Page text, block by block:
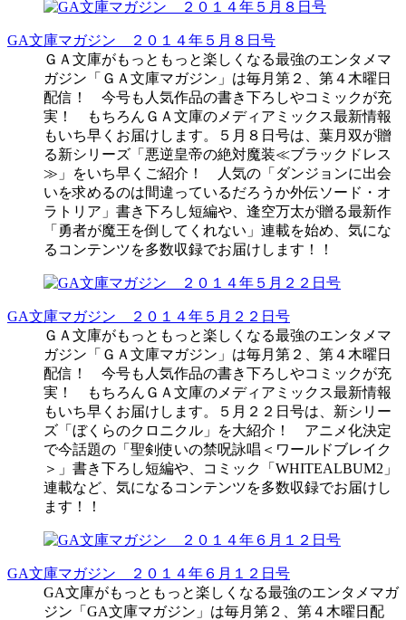
GA文庫マガジン ２０１４年５月８日号
ＧＡ文庫がもっともっと楽しくなる最強のエンタメマ
ガジン「ＧＡ文庫マガジン」は毎月第２、第４木曜日
配信！ 今号も人気作品の書き下ろしやコミックが充
実！ もちろんＧＡ文庫のメディアミックス最新情報
もいち早くお届けします。５月８日号は、葉月双が贈
る新シリーズ「悪逆皇帝の絶対魔装≪ブラックドレス
≫」をいち早くご紹介！ 人気の「ダンジョンに出会
いを求めるのは間違っているだろうか外伝ソード・オ
ラトリア」書き下ろし短編や、逢空万太が贈る最新作
「勇者が魔王を倒してくれない」連載を始め、気にな
るコンテンツを多数収録でお届けします！！
GA文庫マガジン ２０１４年５月２２日号
ＧＡ文庫がもっともっと楽しくなる最強のエンタメマ
ガジン「ＧＡ文庫マガジン」は毎月第２、第４木曜日
配信！ 今号も人気作品の書き下ろしやコミックが充
実！ もちろんＧＡ文庫のメディアミックス最新情報
もいち早くお届けします。５月２２日号は、新シリー
ズ「ぼくらのクロニクル」を大紹介！ アニメ化決定
で今話題の「聖剣使いの禁呪詠唱＜ワールドブレイク
＞」書き下ろし短編や、コミック「WHITEALBUM2」
連載など、気になるコンテンツを多数収録でお届けし
ます！！
GA文庫マガジン ２０１４年６月１２日号
GA文庫がもっともっと楽しくなる最強のエンタメマガ
ジン「GA文庫マガジン」は毎月第２、第４木曜日配